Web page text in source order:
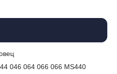
046 064 066 066 MS440